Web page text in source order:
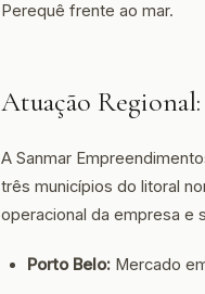
Perequê frente ao mar.
Atuação
A Sanmar
três municípios do litoral
operacional da empresa e
Porto Belo: Mercado